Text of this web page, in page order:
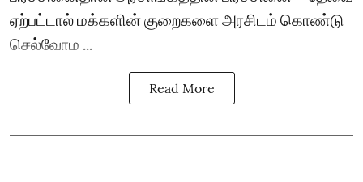
ஏற்பட்டால் மக்களின் குறைகளை அரசிடம் கொண்டு
செல்வோம ...
Read More